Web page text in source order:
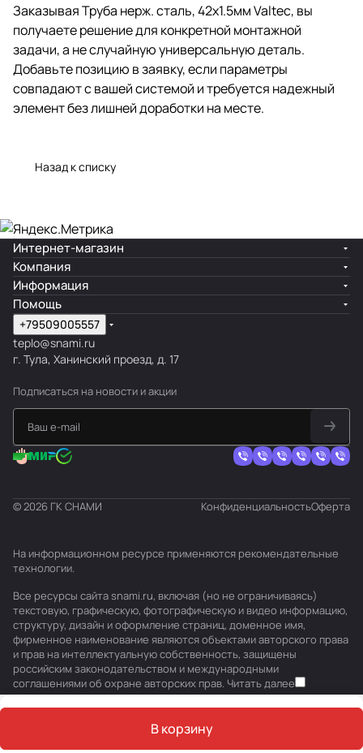
Заказывая Труба нерж. сталь, 42х1.5мм Valtec, вы
получаете решение для конкретной монтажной
задачи, а не случайную универсальную деталь.
Добавьте позицию в заявку, если параметры
совпадают с вашей системой и требуется надежный
элемент без лишней доработки на месте.
Назад к списку
В корзину
Интернет-магазин
Компания
Информация
Помощь
+79509005557
teplo@snami.ru
г. Тула, Ханинский проезд, д. 17
Подписаться на новости и акции
© 2026 ГК СНАМИ КонфиденциальностьОферта
На информационном ресурсе применяются рекомендательные
технологии.
Все ресурсы сайта snami.ru, включая (но не ограничиваясь)
текстовую, графическую, фотографическую и видео информацию,
структуру, дизайн и оформление страниц, доменное имя,
фирменное наименование являются объектами авторского права
и прав на интеллектуальную собственность, защищены
российским законодательством и международными
соглашениями об охране авторских прав. Читать далее